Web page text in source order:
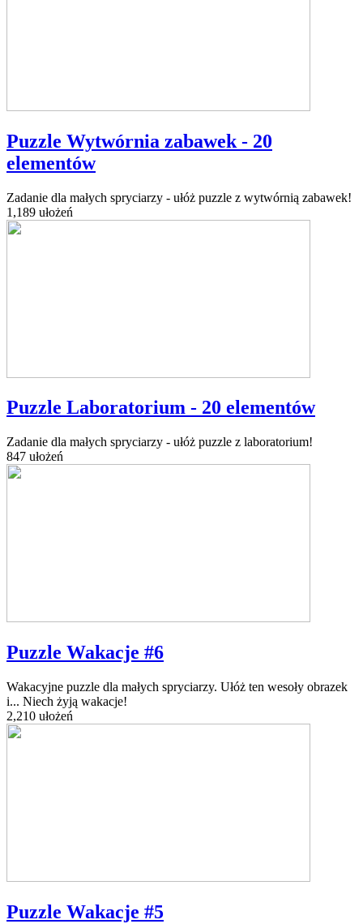
Puzzle Wytwórnia zabawek - 20
elementów
Zadanie dla małych spryciarzy - ułóż puzzle z wytwórnią zabawek!
1,189 ułożeń
Puzzle Laboratorium - 20 elementów
Zadanie dla małych spryciarzy - ułóż puzzle z laboratorium!
847 ułożeń
Puzzle Wakacje #6
Wakacyjne puzzle dla małych spryciarzy. Ułóż ten wesoły obrazek
i... Niech żyją wakacje!
2,210 ułożeń
Puzzle Wakacje #5